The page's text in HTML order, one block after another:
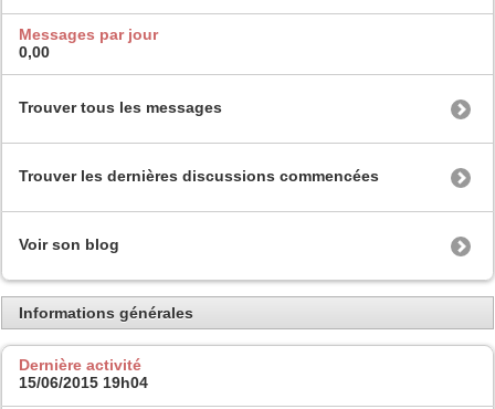
Messages par jour
0,00
Trouver tous les messages
Trouver les dernières discussions commencées
Voir son blog
Informations générales
Dernière activité
15/06/2015 19h04